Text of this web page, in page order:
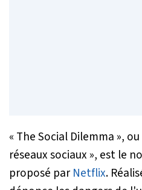
« The Social Dilemma »,
réseaux sociaux », est le
proposé par Netflix.